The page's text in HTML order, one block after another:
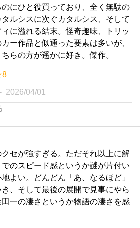
にひと役買っており、全く無駄の
ルシスに次ぐカタルシス、そして
ィに溢れる結末。怪奇趣味、トリッ
ー作品と似通った要素は多いが、
らの方が遥かに好き。傑作。
2026/04/01
セが強すぎる。ただそれ以上に解
のスピード感というか謎が片付い
よい。どんどん「あ、なるほど」
、そして最後の展開で見事にやら
一の凄さというか物語の凄さを感